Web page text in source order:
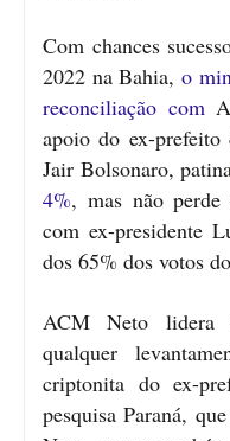
Com chances
2022 na Bahia, o
reconciliação com
apoio do ex-prefeito
Jair Bolsonaro,
4%, mas não
com ex-presidente
dos 65% dos votos
ACM Neto lidera
qualquer
criptonita do ex-
pesquisa Paraná,